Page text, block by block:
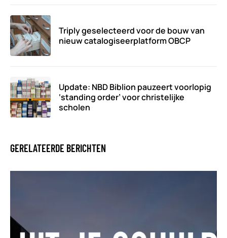
Triply geselecteerd voor de bouw van
nieuw catalogiseerplatform OBCP
Update: NBD Biblion pauzeert voorlopig
‘standing order’ voor christelijke
scholen
GERELATEERDE BERICHTEN